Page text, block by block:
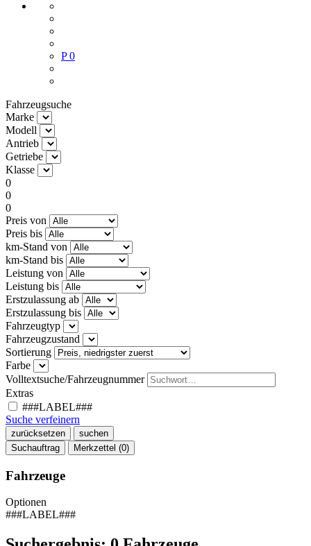
P 0
Fahrzeugsuche
Marke
Modell
Antrieb
Getriebe
Klasse
0
0
0
Preis von
Preis bis
km-Stand von
km-Stand bis
Leistung von
Leistung bis
Erstzulassung ab
Erstzulassung bis
Fahrzeugtyp
Fahrzeugzustand
Sortierung
Farbe
Volltextsuche/Fahrzeugnummer
Extras
###LABEL###
Suche verfeinern
zurücksetzen
suchen
Suchauftrag
Merkzettel (0)
Fahrzeuge
Optionen
###LABEL###